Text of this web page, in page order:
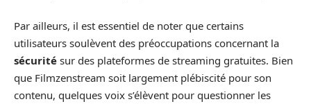
Par ailleurs, il est essentiel de noter que certains
utilisateurs soulèvent des préoccupations concernant la
sécurité sur des plateformes de streaming gratuites. Bien
que Filmzenstream soit largement plébiscité pour son
contenu, quelques voix s’élèvent pour questionner les